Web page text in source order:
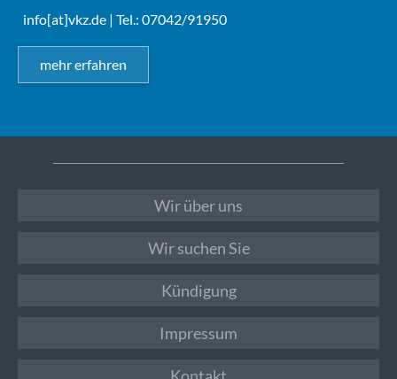
info[at]vkz.de | Tel.: 07042/91950
mehr erfahren
Wir über uns
Wir suchen Sie
Kündigung
Impressum